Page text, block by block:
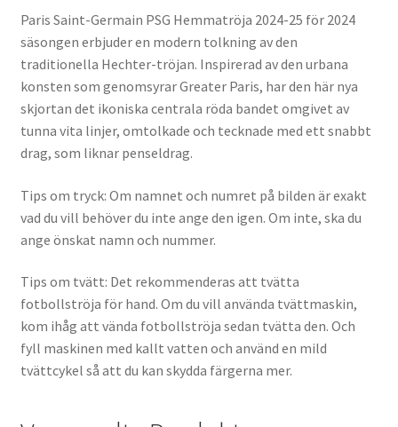
Paris Saint-Germain PSG Hemmatröja 2024-25 för 2024
säsongen erbjuder en modern tolkning av den
traditionella Hechter-tröjan. Inspirerad av den urbana
konsten som genomsyrar Greater Paris, har den här nya
skjortan det ikoniska centrala röda bandet omgivet av
tunna vita linjer, omtolkade och tecknade med ett snabbt
drag, som liknar penseldrag.
Tips om tryck: Om namnet och numret på bilden är exakt
vad du vill behöver du inte ange den igen. Om inte, ska du
ange önskat namn och nummer.
Tips om tvätt: Det rekommenderas att tvätta
fotbollströja för hand. Om du vill använda tvättmaskin,
kom ihåg att vända fotbollströja sedan tvätta den. Och
fyll maskinen med kallt vatten och använd en mild
tvättcykel så att du kan skydda färgerna mer.